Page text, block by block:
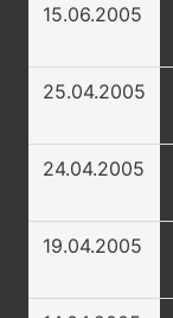
15.06.2005
25.04.2005
24.04.2005
19.04.2005